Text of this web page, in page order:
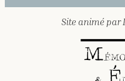
Site animé par